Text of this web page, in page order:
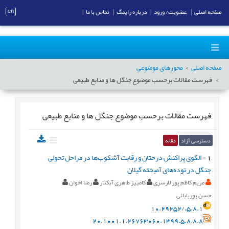
صفحه اصلی
محورهای موضوعی
فهرست مقالات برحسب موضوعجنگل ها و منابع طبیعی
فهرست مقالات برحسب موضوعجنگل ها و منابع طبیعی
دسترسی آزاد مقاله
-الگوی پراکنش درختان و رقابت آشکوب‌ها در مراحل تحولی
جنگل در توده‌های آمیخته گیلان
مریم کاظم پور لارسری کامبیز طاهری آبکنار
رضا اخوان
حسن پوربابائی
10.29252/.5.8.1
20.1001.1.26763060.1399.5.8.8.8
صفحه اصلی عضویت/ ورود درباره رایمگ تماس با ما